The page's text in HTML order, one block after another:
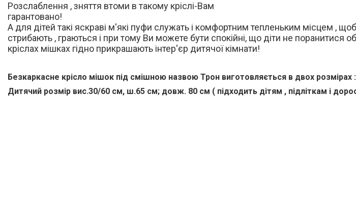
Розслаблення , зняття втоми в такому кріслі-Вам
гарантовано!
А для дітей такі яскраві м'які пуфи служать і комфортним тепленьким місцем ,
стрибають , граються і при тому Ви можете бути спокійні, що діти не поранитися
кріслах мішках гідно прикрашають інтер'єр дитячої кімнати!
Безкаркасне крісло мішок під смішною назвою Трон виготовляється в двох розмірах :
Дитячий розмір вис.30/60 см, ш.65 см; довж. 80 см ( підходить дітям , підліткам і